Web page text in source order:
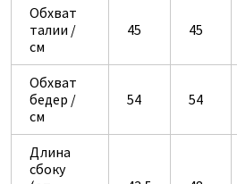
Обхват
талии /
см
45 45
Обхват
бедер /
см
54 54
Длина
сбоку